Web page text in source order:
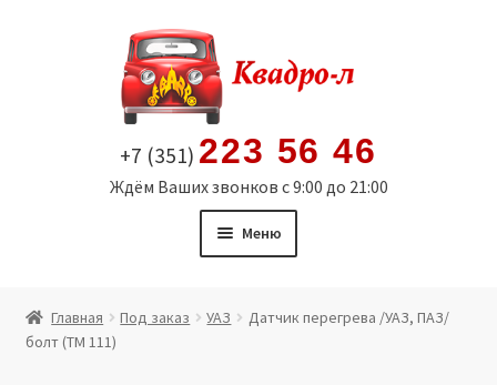
содержимому
+7 (351) 223 56 46
Ждём Ваших звонков с 9:00 до 21:00
Меню
Витрина
Главная Под заказ УАЗ
Датчик перегрева /УАЗ, ПАЗ/
болт (ТМ 111)